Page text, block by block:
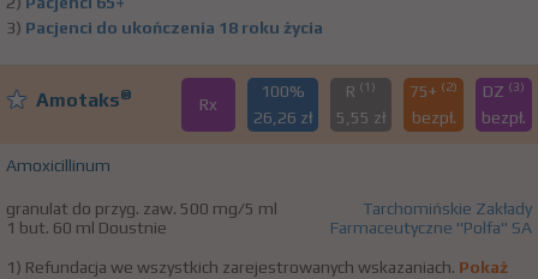
3) Pacjenci do ukończenia 18 roku życia
Amotaks® Rx
100%
26,26 zł
R (1)
5,55 zł
75+ (2)
bezpł.
DZ (3)
bezpł.
Amoxicillinum
granulat do przyg. zaw. 500 mg/5 ml
1 but. 60 ml Doustnie
Tarchomińskie Zakłady
Farmaceutyczne "Polfa" SA
1) Refundacja we wszystkich zarejestrowanych wskazaniach. Pokaż